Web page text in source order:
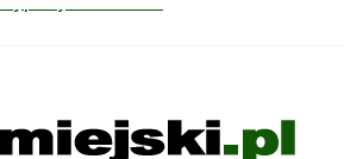
kształcie
praktyczne rozwiązanie?
wnętrzu?
ekologia mogą iść w parze?